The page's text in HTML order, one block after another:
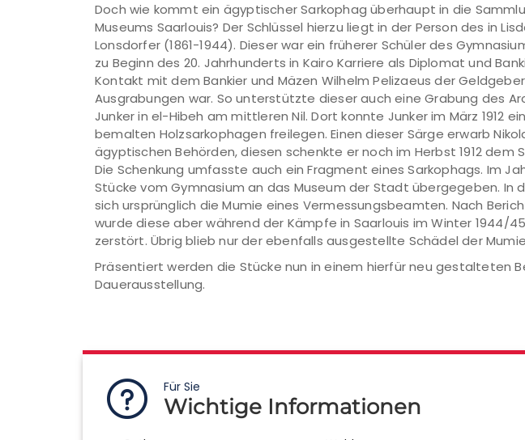
Doch wie kommt ein ägyptischer Sarkophag überhaupt in die
Museums Saarlouis? Der Schlüssel hierzu liegt in der Person des in
Lonsdorfer (1861-1944). Dieser war ein früherer Schüler des
zu Beginn des 20. Jahrhunderts in Kairo Karriere als Diplomat und
Kontakt mit dem Bankier und Mäzen Wilhelm Pelizaeus der
Ausgrabungen war. So unterstützte dieser auch eine Grabung des
Junker in el-Hibeh am mittleren Nil. Dort konnte Junker im März 1912
bemalten Holzsarkophagen freilegen. Einen dieser Särge erwarb
ägyptischen Behörden, diesen schenkte er noch im Herbst 1912 dem
Die Schenkung umfasste auch ein Fragment eines Sarkophags. Im
Stücke vom Gymnasium an das Museum der Stadt übergegeben. In
sich ursprünglich die Mumie eines Vermessungsbeamten. Nach
wurde diese aber während der Kämpfe in Saarlouis im Winter 1944/
zerstört. Übrig blieb nur der ebenfalls ausgestellte Schädel der
Präsentiert werden die Stücke nun in einem hierfür neu gestalteten
Dauerausstellung.
Für Sie
Wichtige Informationen